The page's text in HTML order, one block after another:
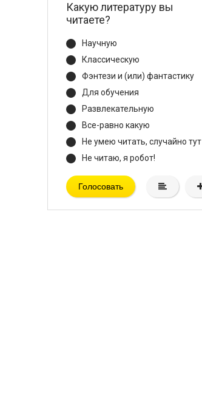
Какую литературу вы
читаете?
Научную
Классическую
Фэнтези и (или) фантастику
Для обучения
Развлекательную
Все-равно какую
Не умею читать, случайно тут
Не читаю, я робот!
Голосовать